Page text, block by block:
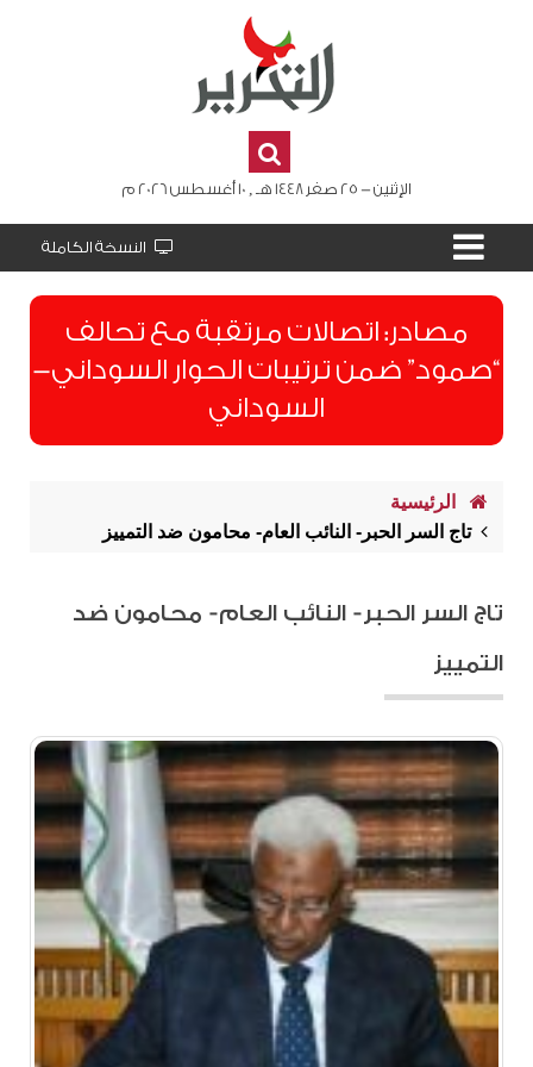
الإثنين - 25 صفر 1448 هـ , 10 أغسطس 2026 م
النسخة الكاملة
مصادر: اتصالات مرتقبة مع تحالف
“صمود” ضمن ترتيبات الحوار السوداني-
السوداني
الرئيسية
تاج السر الحبر- النائب العام- محامون ضد التمييز
تاج السر الحبر- النائب العام- محامون ضد
التمييز